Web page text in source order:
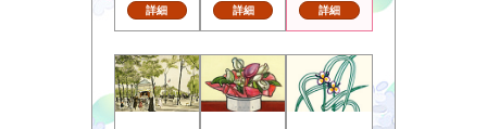
詳細 詳細 詳細